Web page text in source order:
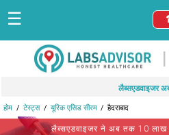
☰
|
लैब्सएडवाइजर
होम टेस्ट्स यूरिक एसिड सीरम हैदराबाद
लैब्सएडवाइजर ने अब तक 10 लाख